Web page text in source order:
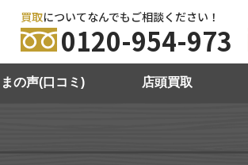
買取についてなんでもご相談ください！
0120-954-973
の声(口コミ) 店頭買取